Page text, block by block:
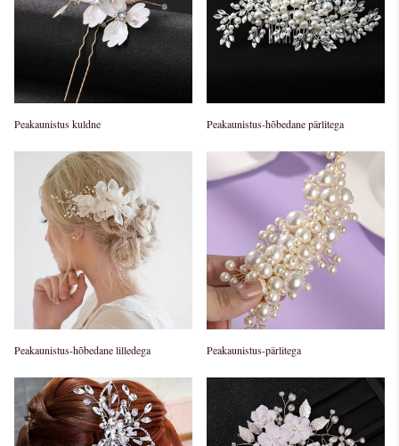
Peakaunistus kuldne Peakaunistus-hõbedane pärlitega
Peakaunistus-hõbedane lilledega Peakaunistus-pärlitega